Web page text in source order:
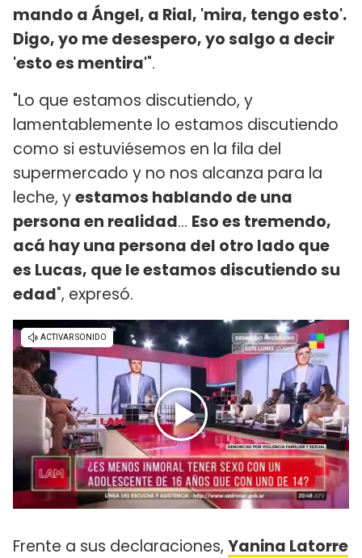
mando a Ángel, a Rial, 'mira, tengo esto'.
Digo, yo me desespero, yo salgo a decir
'esto es mentira'".
"Lo que estamos discutiendo, y
lamentablemente lo estamos discutiendo
como si estuviésemos en la fila del
supermercado y no nos alcanza para la
leche, yestamos hablando de una
persona en realidad... Eso es tremendo,
acá hay una persona del otro lado que
es Lucas, que le estamos discutiendo su
edad", expresó.
Frente a sus declaraciones, Yanina Latorre